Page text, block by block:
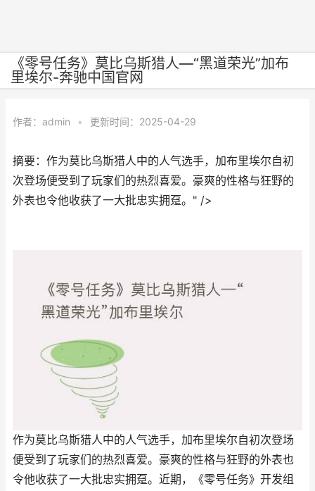
《零号任务》莫比乌斯猎人—“黑道荣光”加布
里埃尔-奔驰中国官网
作者： admin • 更新时间：2025-04-29
摘要：作为莫比乌斯猎人中的人气选手，加布里埃尔自初
次登场便受到了玩家们的热烈喜爱。豪爽的性格与狂野的
外表也令他收获了一大批忠实拥趸。" />
作为莫比乌斯猎人中的人气选手，加布里埃尔自初次登场
便受到了玩家们的热烈喜爱。豪爽的性格与狂野的外表也
令他收获了一大批忠实拥趸。近期，《零号任务》开发组